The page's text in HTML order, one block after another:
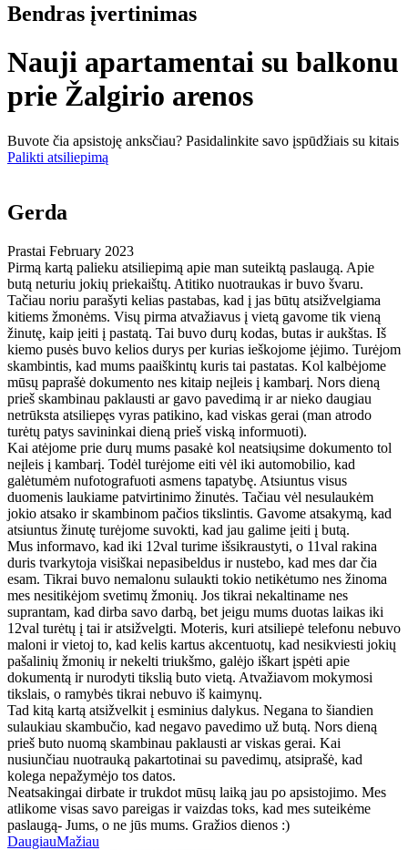
Bendras įvertinimas
Nauji apartamentai su balkonu
prie Žalgirio arenos
Buvote čia apsistoję anksčiau? Pasidalinkite savo įspūdžiais su kitais
Palikti atsiliepimą
Gerda
Prastai February 2023
Pirmą kartą palieku atsiliepimą apie man suteiktą paslaugą. Apie
butą neturiu jokių priekaištų. Atitiko nuotraukas ir buvo švaru.
Tačiau noriu parašyti kelias pastabas, kad į jas būtų atsižvelgiama
kitiems žmonėms. Visų pirma atvažiavus į vietą gavome tik vieną
žinutę, kaip įeiti į pastatą. Tai buvo durų kodas, butas ir aukštas. Iš
kiemo pusės buvo kelios durys per kurias ieškojome įėjimo. Turėjom
skambintis, kad mums paaiškintų kuris tai pastatas. Kol kalbėjome
mūsų paprašė dokumento nes kitaip neįleis į kambarį. Nors dieną
prieš skambinau paklausti ar gavo pavedimą ir ar nieko daugiau
netrūksta atsiliepęs vyras patikino, kad viskas gerai (man atrodo
turėtų patys savininkai dieną prieš viską informuoti).
Kai atėjome prie durų mums pasakė kol neatsiųsime dokumento tol
neįleis į kambarį. Todėl turėjome eiti vėl iki automobilio, kad
galėtumėm nufotografuoti asmens tapatybę. Atsiuntus visus
duomenis laukiame patvirtinimo žinutės. Tačiau vėl nesulaukėm
jokio atsako ir skambinom pačios tikslintis. Gavome atsakymą, kad
atsiuntus žinutę turėjome suvokti, kad jau galime įeiti į butą.
Mus informavo, kad iki 12val turime išsikraustyti, o 11val rakina
duris tvarkytoja visiškai nepasibeldus ir nustebo, kad mes dar čia
esam. Tikrai buvo nemalonu sulaukti tokio netikėtumo nes žinoma
mes nesitikėjom svetimų žmonių. Jos tikrai nekaltiname nes
suprantam, kad dirba savo darbą, bet jeigu mums duotas laikas iki
12val turėtų į tai ir atsižvelgti. Moteris, kuri atsiliepė telefonu nebuvo
maloni ir vietoj to, kad kelis kartus akcentuotų, kad nesikviesti jokių
pašalinių žmonių ir nekelti triukšmo, galėjo iškart įspėti apie
dokumentą ir nurodyti tikslią buto vietą. Atvažiavom mokymosi
tikslais, o ramybės tikrai nebuvo iš kaimynų.
Tad kitą kartą atsižvelkit į esminius dalykus. Negana to šiandien
sulaukiau skambučio, kad negavo pavedimo už butą. Nors dieną
prieš buto nuomą skambinau paklausti ar viskas gerai. Kai
nusiunčiau nuotrauką pakartotinai su pavedimų, atsiprašė, kad
kolega nepažymėjo tos datos.
Neatsakingai dirbate ir trukdot mūsų laiką jau po apsistojimo. Mes
atlikome visas savo pareigas ir vaizdas toks, kad mes suteikėme
paslaugą- Jums, o ne jūs mums. Gražios dienos :)
DaugiauMažiau